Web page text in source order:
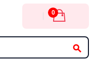
search
0